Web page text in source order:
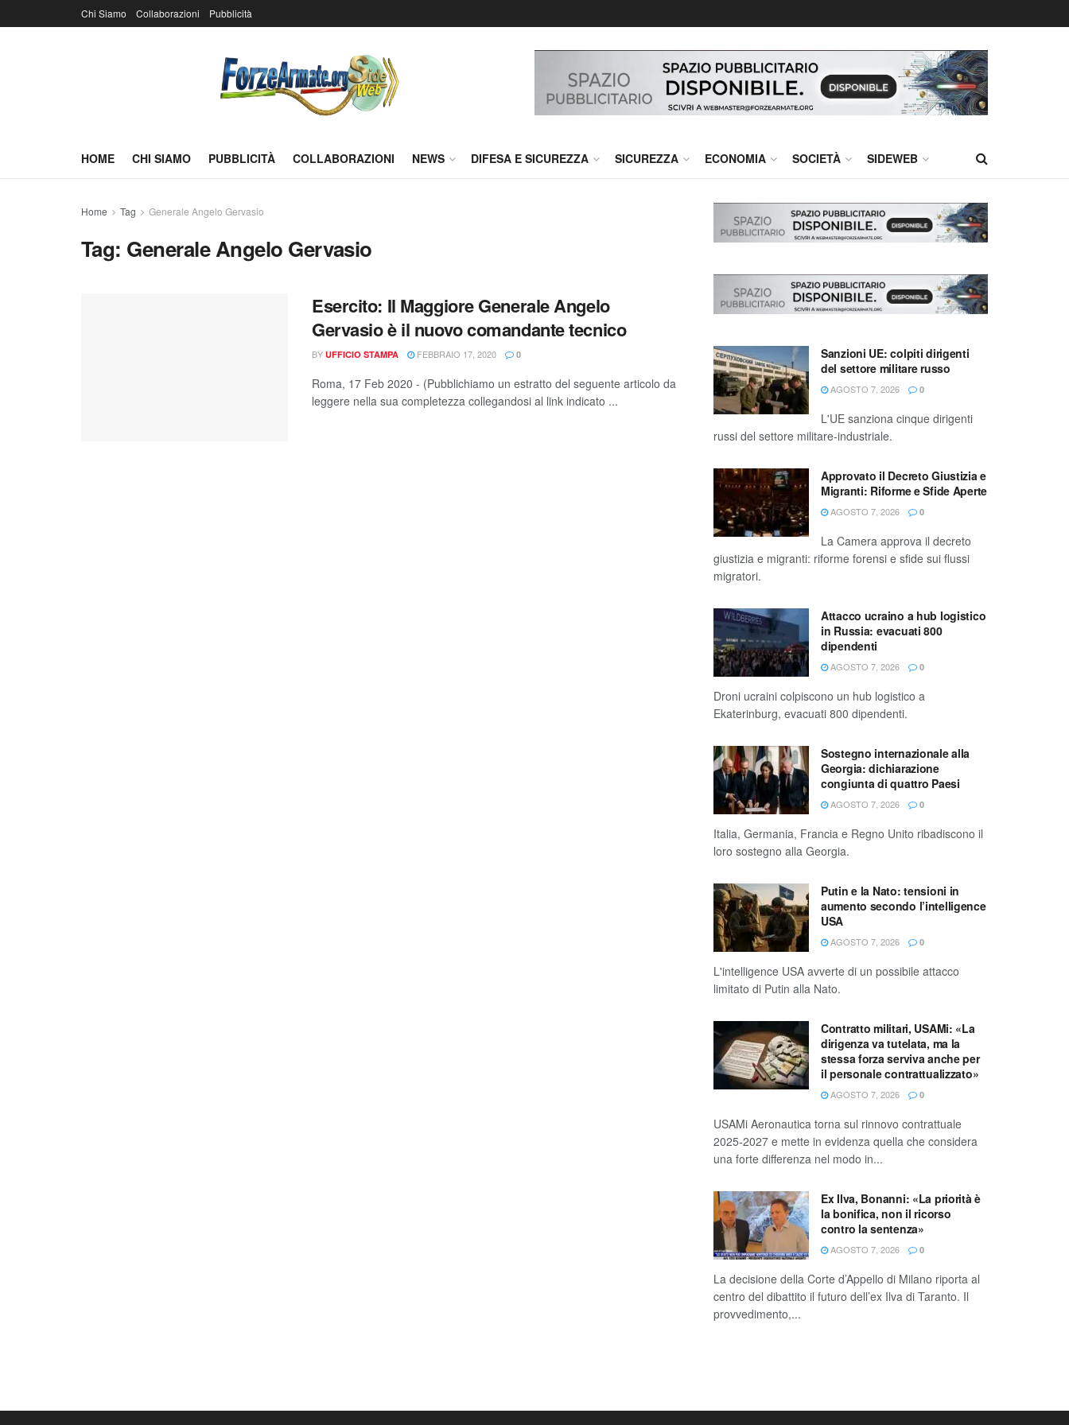
Chi Siamo Collaborazioni Pubblicità
HOME CHI SIAMO PUBBLICITÀ COLLABORAZIONI NEWS DIFESA E SICUREZZA SICUREZZA ECONOMIA SOCIETÀ SIDEWEB
Home Tag Generale Angelo Gervasio
Tag: Generale Angelo Gervasio
Esercito: Il Maggiore Generale Angelo
Gervasio è il nuovo comandante tecnico
BY UFFICIO STAMPA FEBBRAIO 17, 2020 0
Roma, 17 Feb 2020 - (Pubblichiamo un estratto del seguente articolo da
leggere nella sua completezza collegandosi al link indicato ...
Sanzioni UE: colpiti dirigenti
del settore militare russo
AGOSTO 7, 2026 0
L'UE sanziona cinque dirigenti
russi del settore militare-industriale.
Approvato il Decreto Giustizia e
Migranti: Riforme e Sfide Aperte
AGOSTO 7, 2026 0
La Camera approva il decreto
giustizia e migranti: riforme forensi e sfide sui flussi
migratori.
Attacco ucraino a hub logistico
in Russia: evacuati 800
dipendenti
AGOSTO 7, 2026 0
Droni ucraini colpiscono un hub logistico a
Ekaterinburg, evacuati 800 dipendenti.
Sostegno internazionale alla
Georgia: dichiarazione
congiunta di quattro Paesi
AGOSTO 7, 2026 0
Italia, Germania, Francia e Regno Unito ribadiscono il
loro sostegno alla Georgia.
Putin e la Nato: tensioni in
aumento secondo l’intelligence
USA
AGOSTO 7, 2026 0
L'intelligence USA avverte di un possibile attacco
limitato di Putin alla Nato.
Contratto militari, USAMi: «La
dirigenza va tutelata, ma la
stessa forza serviva anche per
il personale contrattualizzato»
AGOSTO 7, 2026 0
USAMi Aeronautica torna sul rinnovo contrattuale
2025-2027 e mette in evidenza quella che considera
una forte differenza nel modo in...
Ex Ilva, Bonanni: «La priorità è
la bonifica, non il ricorso
contro la sentenza»
AGOSTO 7, 2026 0
La decisione della Corte d’Appello di Milano riporta al
centro del dibattito il futuro dell’ex Ilva di Taranto. Il
provvedimento,...